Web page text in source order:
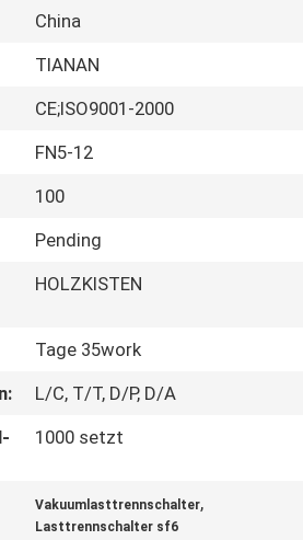
China
TIANAN
CE;ISO9001-2000
FN5-12
100
Pending
HOLZKISTEN
Tage 35work
L/C, T/T, D/P, D/A
1000 setzt
Vakuumlasttrennschalter,
Lasttrennschalter sf6